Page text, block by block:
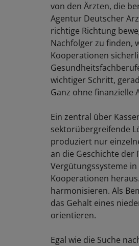
von den Ärzten, die
Agentur Deutscher
richtige Richtung
Nachfolger zu finden,
Kooperationen
wichtiger Schritt,
Ganz ohne finanzielle
Ein zentral über
sektorübergreifende
produziert nur
an die Geschichte der
Vergütungssysteme
Kooperationen
harmonisieren. Als
das Gehalt eines
orientieren.
Egal wie die Suche